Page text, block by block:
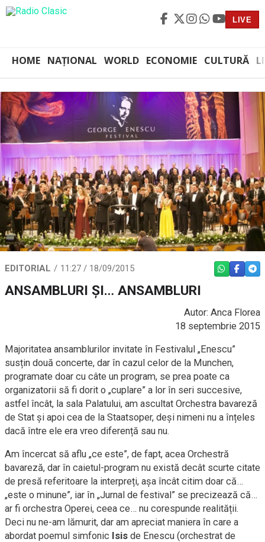
LIVE
HOME NAȚIONAL WORLD ECONOMIE CULTURĂ
EDITORIAL 11:27 / 18/09/2015 WHATSAPP
ANSAMBLURI ȘI… ANSAMBLURI
Autor: Anca Florea
18 septembrie 2015
Majoritatea ansamblurilor invitate în Festivalul „Enescu”
susțin două concerte, dar în cazul celor de la Munchen,
programate doar cu câte un program, se prea poate ca
organizatorii să fi dorit o „cuplare” a lor în seri succesive,
astfel încât, la sala Palatului, am ascultat Orchestra bavareză
de Stat și apoi cea de la Staatsoper, deși nimeni nu a înțeles
dacă între ele era vreo diferență sau nu.
Am încercat să aflu „ce este”, de fapt, acea Orchestră
bavareză, dar în caietul-program nu există decât scurte citate
de presă referitoare la interpreți, așa încât citim doar că…
„este o minune”, iar în „Jurnal de festival” se precizează că…
ar fi orchestra Operei, ceea ce… nu corespunde realității.
Deci nu ne-am lămurit, dar am apreciat maniera în care a
abordat poemul simfonic Isis de Enescu (orchestrat de